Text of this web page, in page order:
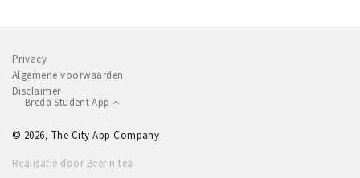
Privacy
Algemene voorwaarden
Disclaimer
Breda Student App
© 2026, The City App Company
Realisatie door Beer n tea